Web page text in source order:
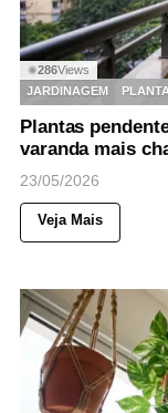
◉286Views
JARDINAGEM
Plantas
varanda mais
23/05/2026
Veja Mais